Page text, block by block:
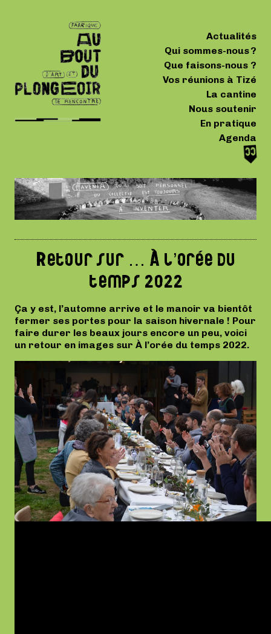
Actualités
Qui sommes-nous ?
Que faisons-nous ?
Vos réunions à Tizé
La cantine
Nous soutenir
En pratique
Agenda
Retour sur … À l’orée du
temps 2022
Ça y est, l’automne arrive et le manoir va bientôt
fermer ses portes pour la saison hivernale ! Pour
faire durer les beaux jours encore un peu, voici
un retour en images sur À l’orée du temps 2022.